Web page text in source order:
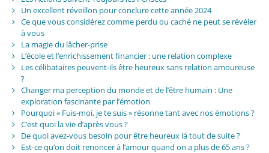
Un excellent réveillon pour conclure cette année 2024
Ce que vous considérez comme perdu ou caché ne peut se révéler
à vous
La magie du lâcher-prise
L’école et l’enrichissement financier : une relation complexe
Les célibataires peuvent-ils être heureux sans relation amoureuse
?
Changer ma perception du monde et de l’être humain : Une
exploration fascinante par l’émotion
Pourquoi « Fuis-moi, je te suis » résonne tant avec nos émotions ?
C’est quoi la vie d’après vous ?
De quoi avez-vous besoin pour être heureux là tout de suite ?
Est-ce qu’on doit renoncer à l’amour quand on a plus de 65 ans ?